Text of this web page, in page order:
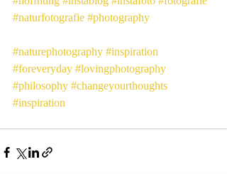
#naturfotografie #photography
#naturephotography #inspiration
#foreveryday #lovingphotography
#philosophy #changeyourthoughts
#inspiration